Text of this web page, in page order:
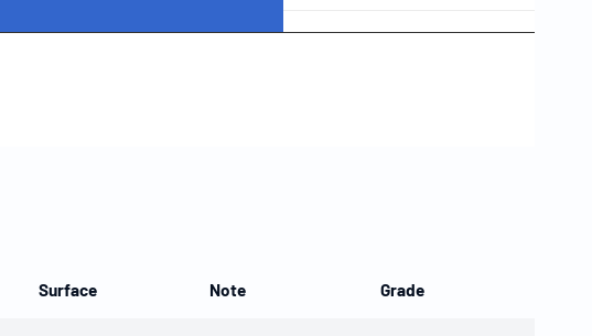
Surface Note Grade